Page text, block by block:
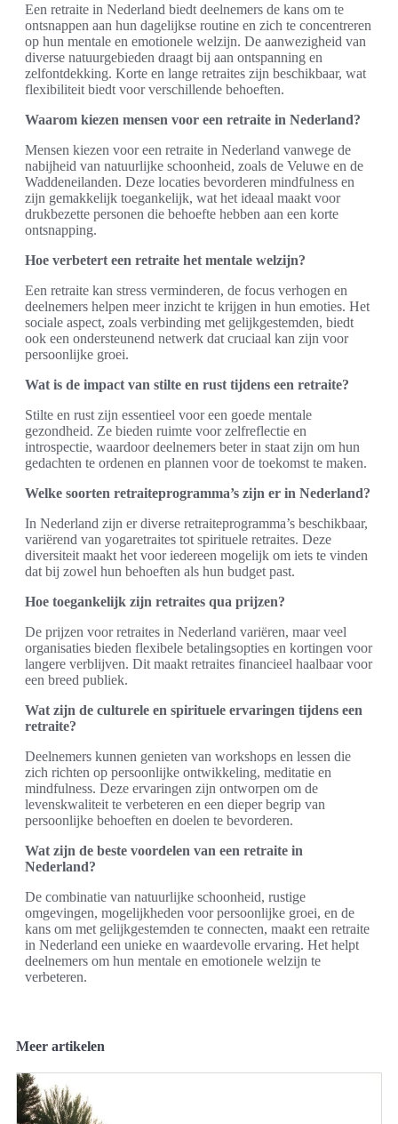
Een retraite in Nederland biedt deelnemers de kans om te
ontsnappen aan hun dagelijkse routine en zich te concentreren
op hun mentale en emotionele welzijn. De aanwezigheid van
diverse natuurgebieden draagt bij aan ontspanning en
zelfontdekking. Korte en lange retraites zijn beschikbaar, wat
flexibiliteit biedt voor verschillende behoeften.
Waarom kiezen mensen voor een retraite in Nederland?
Mensen kiezen voor een retraite in Nederland vanwege de
nabijheid van natuurlijke schoonheid, zoals de Veluwe en de
Waddeneilanden. Deze locaties bevorderen mindfulness en
zijn gemakkelijk toegankelijk, wat het ideaal maakt voor
drukbezette personen die behoefte hebben aan een korte
ontsnapping.
Hoe verbetert een retraite het mentale welzijn?
Een retraite kan stress verminderen, de focus verhogen en
deelnemers helpen meer inzicht te krijgen in hun emoties. Het
sociale aspect, zoals verbinding met gelijkgestemden, biedt
ook een ondersteunend netwerk dat cruciaal kan zijn voor
persoonlijke groei.
Wat is de impact van stilte en rust tijdens een retraite?
Stilte en rust zijn essentieel voor een goede mentale
gezondheid. Ze bieden ruimte voor zelfreflectie en
introspectie, waardoor deelnemers beter in staat zijn om hun
gedachten te ordenen en plannen voor de toekomst te maken.
Welke soorten retraiteprogramma’s zijn er in Nederland?
In Nederland zijn er diverse retraiteprogramma’s beschikbaar,
variërend van yogaretraites tot spirituele retraites. Deze
diversiteit maakt het voor iedereen mogelijk om iets te vinden
dat bij zowel hun behoeften als hun budget past.
Hoe toegankelijk zijn retraites qua prijzen?
De prijzen voor retraites in Nederland variëren, maar veel
organisaties bieden flexibele betalingsopties en kortingen voor
langere verblijven. Dit maakt retraites financieel haalbaar voor
een breed publiek.
Wat zijn de culturele en spirituele ervaringen tijdens een
retraite?
Deelnemers kunnen genieten van workshops en lessen die
zich richten op persoonlijke ontwikkeling, meditatie en
mindfulness. Deze ervaringen zijn ontworpen om de
levenskwaliteit te verbeteren en een dieper begrip van
persoonlijke behoeften en doelen te bevorderen.
Wat zijn de beste voordelen van een retraite in
Nederland?
De combinatie van natuurlijke schoonheid, rustige
omgevingen, mogelijkheden voor persoonlijke groei, en de
kans om met gelijkgestemden te connecten, maakt een retraite
in Nederland een unieke en waardevolle ervaring. Het helpt
deelnemers om hun mentale en emotionele welzijn te
verbeteren.
Meer artikelen